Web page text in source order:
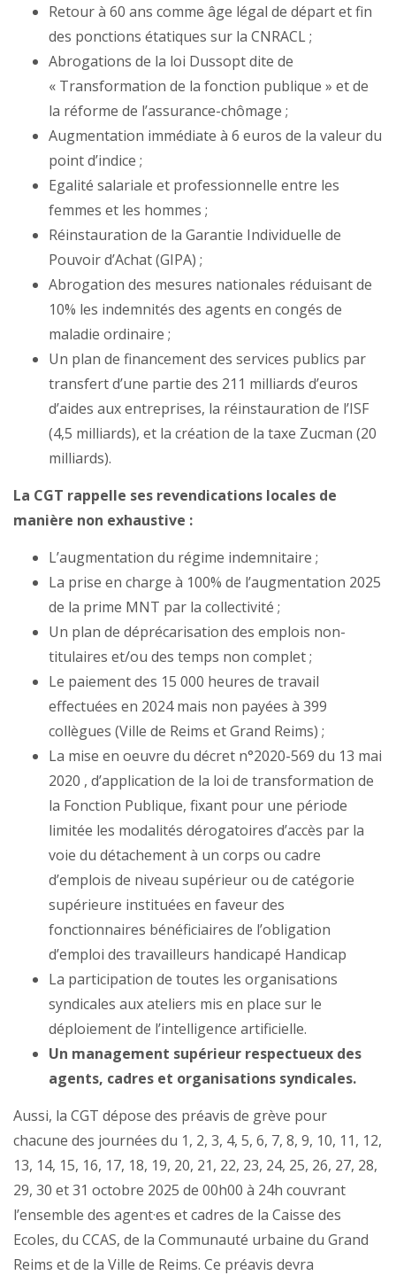
Retour à 60 ans comme âge légal de départ et fin
des ponctions étatiques sur la CNRACL ;
Abrogations de la loi Dussopt dite de
« Transformation de la fonction publique » et de
la réforme de l’assurance-chômage ;
Augmentation immédiate à 6 euros de la valeur du
point d’indice ;
Egalité salariale et professionnelle entre les
femmes et les hommes ;
Réinstauration de la Garantie Individuelle de
Pouvoir d’Achat (GIPA) ;
Abrogation des mesures nationales réduisant de
10% les indemnités des agents en congés de
maladie ordinaire ;
Un plan de financement des services publics par
transfert d’une partie des 211 milliards d’euros
d’aides aux entreprises, la réinstauration de l’ISF
(4,5 milliards), et la création de la taxe Zucman (20
milliards).
La CGT rappelle ses revendications locales de
manière non exhaustive :
L’augmentation du régime indemnitaire ;
La prise en charge à 100% de l’augmentation 2025
de la prime MNT par la collectivité ;
Un plan de déprécarisation des emplois non-
titulaires et/ou des temps non complet ;
Le paiement des 15 000 heures de travail
effectuées en 2024 mais non payées à 399
collègues (Ville de Reims et Grand Reims) ;
La mise en oeuvre du décret n°2020-569 du 13 mai
2020 , d’application de la loi de transformation de
la Fonction Publique, fixant pour une période
limitée les modalités dérogatoires d’accès par la
voie du détachement à un corps ou cadre
d’emplois de niveau supérieur ou de catégorie
supérieure instituées en faveur des
fonctionnaires bénéficiaires de l’obligation
d’emploi des travailleurs handicapé Handicap
La participation de toutes les organisations
syndicales aux ateliers mis en place sur le
déploiement de l’intelligence artificielle.
Un management supérieur respectueux des
agents, cadres et organisations syndicales.
Aussi, la CGT dépose des préavis de grève pour
chacune des journées du 1, 2, 3, 4, 5, 6, 7, 8, 9, 10, 11, 12,
13, 14, 15, 16, 17, 18, 19, 20, 21, 22, 23, 24, 25, 26, 27, 28,
29, 30 et 31 octobre 2025 de 00h00 à 24h couvrant
l’ensemble des agent·es et cadres de la Caisse des
Ecoles, du CCAS, de la Communauté urbaine du Grand
Reims et de la Ville de Reims. Ce préavis devra